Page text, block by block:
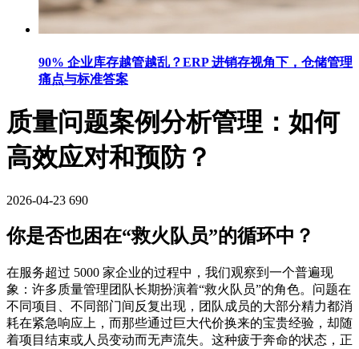
90% 企业库存越管越乱？ERP 进销存视角下，仓储管理
痛点与标准答案
质量问题案例分析管理：如何
高效应对和预防？
2026-04-23 690
你是否也困在“救火队员”的循环中？
在服务超过 5000 家企业的过程中，我们观察到一个普遍现
象：许多质量管理团队长期扮演着“救火队员”的角色。问题在
不同项目、不同部门间反复出现，团队成员的大部分精力都消
耗在紧急响应上，而那些通过巨大代价换来的宝贵经验，却随
着项目结束或人员变动而无声流失。这种疲于奔命的状态，正